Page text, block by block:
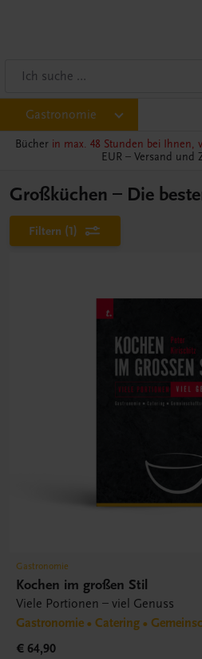
Gastronomie
Bücher in max. 48 Stunden bei Ihnen,
EUR – Versand und
Großküchen – Die
Filtern (1)
Gastronomie
Kochen im großen Stil
Viele Portionen – viel Genuss
Gastronomie • Catering •
€ 64,90